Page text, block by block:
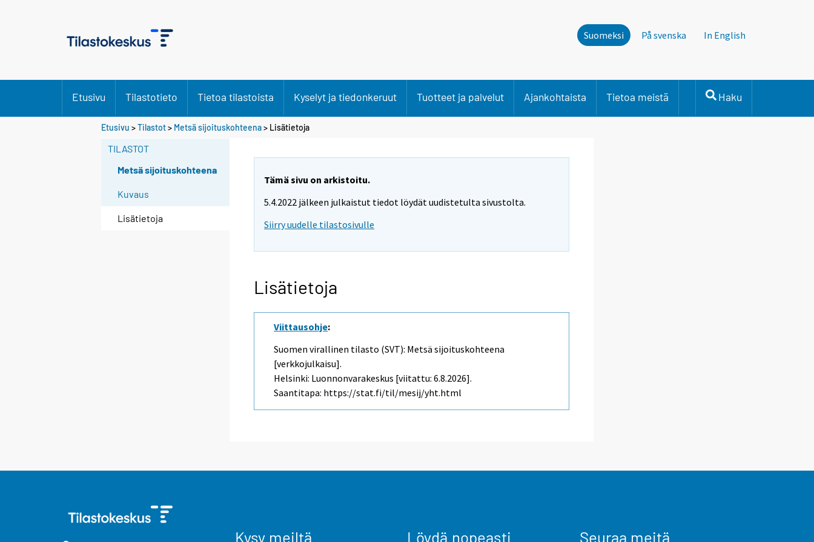
Suomeksi På svenska In English
Etusivu Tilastotieto Tietoa tilastoista Kyselyt ja tiedonkeruut Tuotteet ja palvelut Ajankohtaista Tietoa meistä Haku
Etusivu >Tilastot> Metsä sijoituskohteena> Lisätietoja
TILASTOT
Metsä sijoituskohteena
Kuvaus
Lisätietoja
Tämä sivu on arkistoitu.
5.4.2022 jälkeen julkaistut tiedot löydät uudistetulta sivustolta.
Siirry uudelle tilastosivulle
Lisätietoja
Viittausohje:
Suomen virallinen tilasto (SVT): Metsä sijoituskohteena
[verkkojulkaisu].
Helsinki: Luonnonvarakeskus [viitattu: 6.8.2026].
Saantitapa: https://stat.fi/til/mesij/yht.html
Kysy meiltä Löydä nopeasti Seuraa meitä